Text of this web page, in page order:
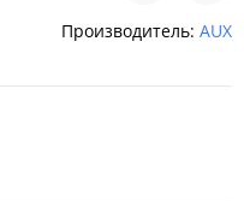
Производитель: AUX